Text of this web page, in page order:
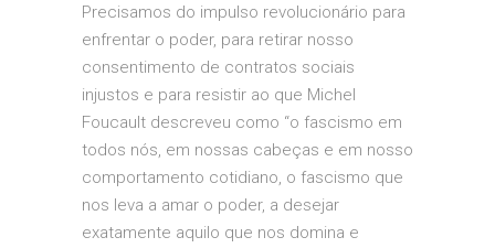
Precisamos do impulso revolucionário para
enfrentar o poder, para retirar nosso
consentimento de contratos sociais
injustos e para resistir ao que Michel
Foucault descreveu como “o fascismo em
todos nós, em nossas cabeças e em nosso
comportamento cotidiano, o fascismo que
nos leva a amar o poder, a desejar
exatamente aquilo que nos domina e